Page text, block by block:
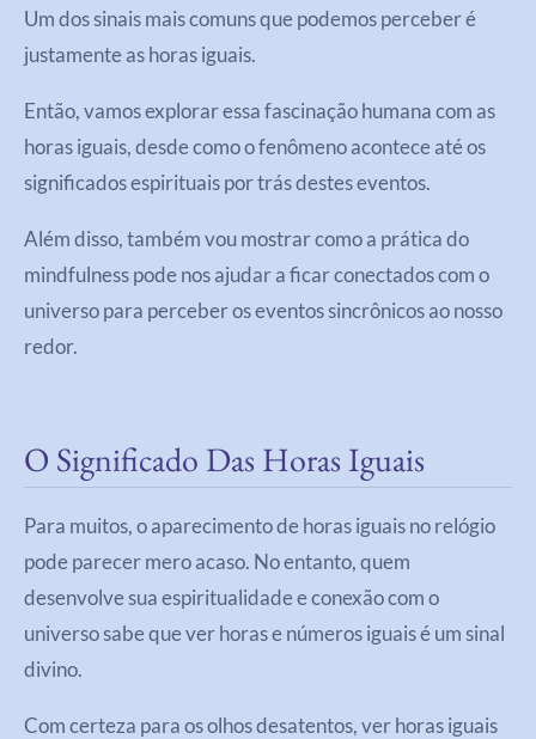
Um dos sinais mais comuns que podemos perceber é
justamente as horas iguais.
Então, vamos explorar essa fascinação humana com as
horas iguais, desde como o fenômeno acontece até os
significados espirituais por trás destes eventos.
Além disso, também vou mostrar como a prática do
mindfulness pode nos ajudar a ficar conectados com o
universo para perceber os eventos sincrônicos ao nosso
redor.
O Significado Das Horas Iguais
Para muitos, o aparecimento de horas iguais no relógio
pode parecer mero acaso. No entanto, quem
desenvolve sua espiritualidade e conexão com o
universo sabe que ver horas e números iguais é um sinal
divino.
Com certeza para os olhos desatentos, ver horas iguais